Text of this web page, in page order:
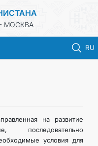
МОСКВА
RU
на развитие
последовательно
условия для